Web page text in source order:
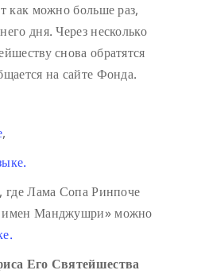
как можно больше раз,
дня. Через несколько
снова обратятся
на сайте Фонда.
,
где Лама Сопа Ринпоче
имен Манджушри» можно
Его Святейшества